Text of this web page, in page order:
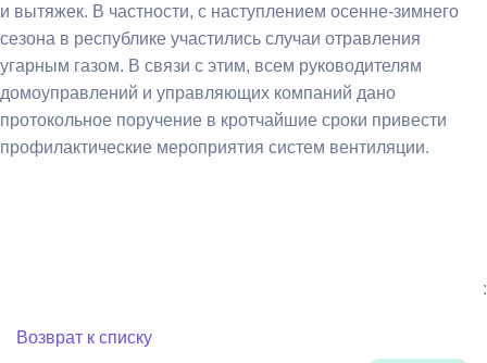
и вытяжек. В частности, с наступлением осенне-зимнего
сезона в республике участились случаи отравления
угарным газом. В связи с этим, всем руководителям
домоуправлений и управляющих компаний дано
протокольное поручение в кротчайшие сроки привести
профилактические мероприятия систем вентиляции.
:
Возврат к списку